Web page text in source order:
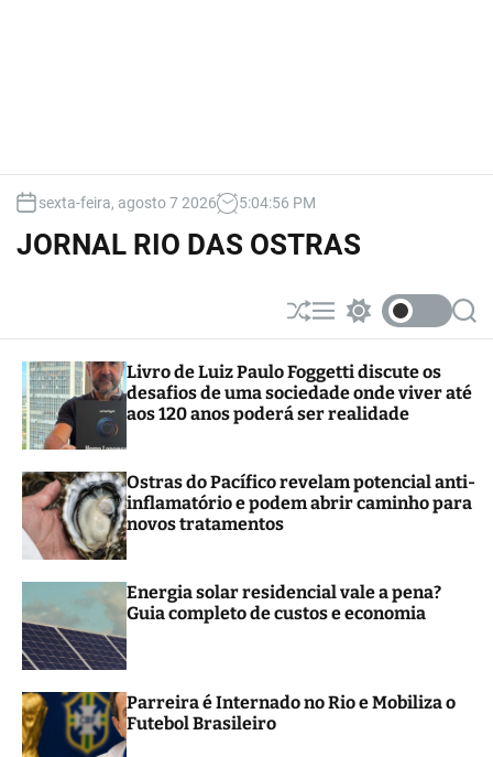
sexta-feira, agosto 7 2026 5:04:57 PM
JORNAL RIO DAS OSTRAS
S
h
ff
l
e
M
e
u
w
t
c
h
o
r
e
S
e
c
Livro de Luiz Paulo Foggetti discute os
desafios de uma sociedade onde viver até
aos 120 anos poderá ser realidade
Ostras do Pacífico revelam potencial anti-
inflamatório e podem abrir caminho para
novos tratamentos
Energia solar residencial vale a pena?
Guia completo de custos e economia
Parreira é Internado no Rio e Mobiliza o
Futebol Brasileiro